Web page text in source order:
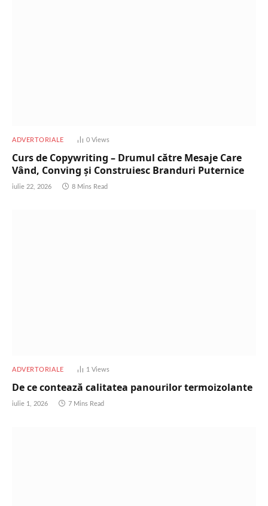
ADVERTORIALE 0 Views
Curs de Copywriting – Drumul către Mesaje Care
Vând, Conving și Construiesc Branduri Puternice
iulie 22, 2026 8 Mins Read
ADVERTORIALE 1 Views
De ce contează calitatea panourilor termoizolante
iulie 1, 2026 7 Mins Read